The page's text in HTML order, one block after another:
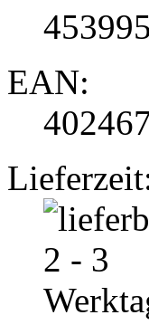
EAN: